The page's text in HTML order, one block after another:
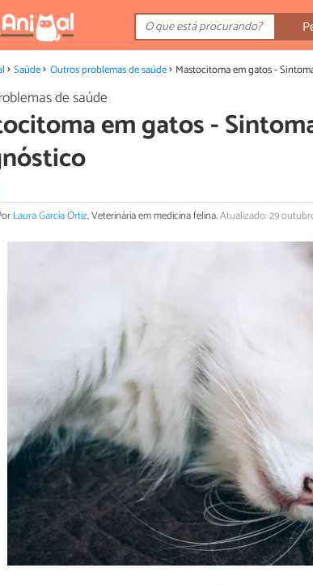
Saúde Outros problemas de saúde Mastocitoma em gatos -
de saúde
em gatos -
Laura García Ortiz, Veterinária em medicina felina.Atualizado: 29